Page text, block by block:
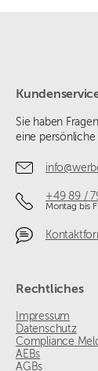
Sie haben
eine persönliche
+49 89 /
Montag bis
Rechtliches
Impressum
Datenschutz
Compliance
AEBs
AGBs